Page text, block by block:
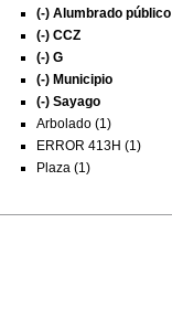
(-) Alumbrado público
(-) CCZ
(-) G
(-) Municipio
(-) Sayago
Arbolado (1)
ERROR 413H (1)
Plaza (1)